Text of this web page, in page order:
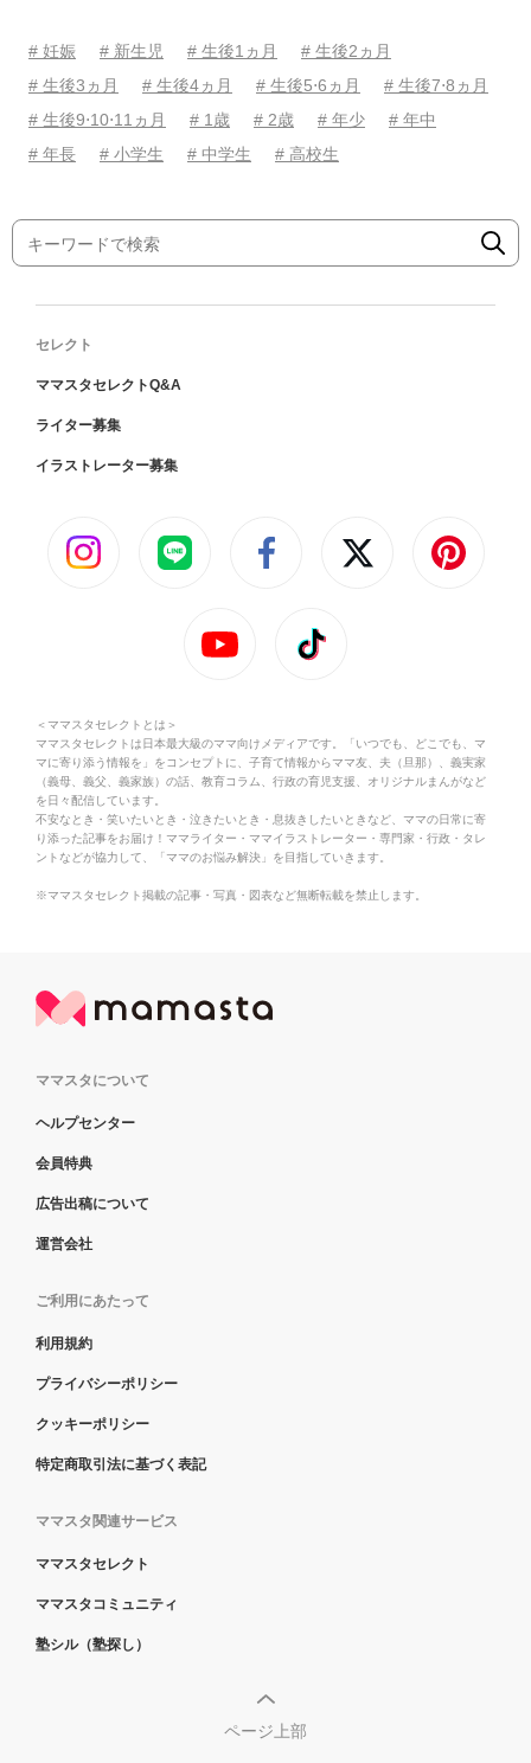
# 妊娠 # 新生児 # 生後1ヵ月
# 生後2ヵ月
# 生後3ヵ月
# 生後4ヵ月 # 生後5⋅6ヵ月
# 生後7⋅8ヵ月
# 生後9⋅10⋅11ヵ月
# 1歳 # 2歳 # 年少
# 年中
# 年長
# 小学生 # 中学生 # 高校生
セレクト
ママスタセレクトQ&A
ライター募集
イラストレーター募集
＜ママスタセレクトとは＞
ママスタセレクトは日本最大級のママ向けメディアです。「いつでも、どこでも、マ
マに寄り添う情報を」をコンセプトに、子育て情報からママ友、夫（旦那）、義実家
（義母、義父、義家族）の話、教育コラム、行政の育児支援、オリジナルまんがなど
を日々配信しています。
不安なとき・笑いたいとき・泣きたいとき・息抜きしたいときなど、ママの日常に寄
り添った記事をお届け！ママライター・ママイラストレーター・専門家・行政・タレ
ントなどが協力して、「ママのお悩み解決」を目指していきます。
※ママスタセレクト掲載の記事・写真・図表など無断転載を禁止します。
ママスタについて
ヘルプセンター
会員特典
広告出稿について
運営会社
ご利用にあたって
利用規約
プライバシーポリシー
クッキーポリシー
特定商取引法に基づく表記
ママスタ関連サービス
ママスタセレクト
ママスタコミュニティ
塾シル（塾探し）
ページ上部